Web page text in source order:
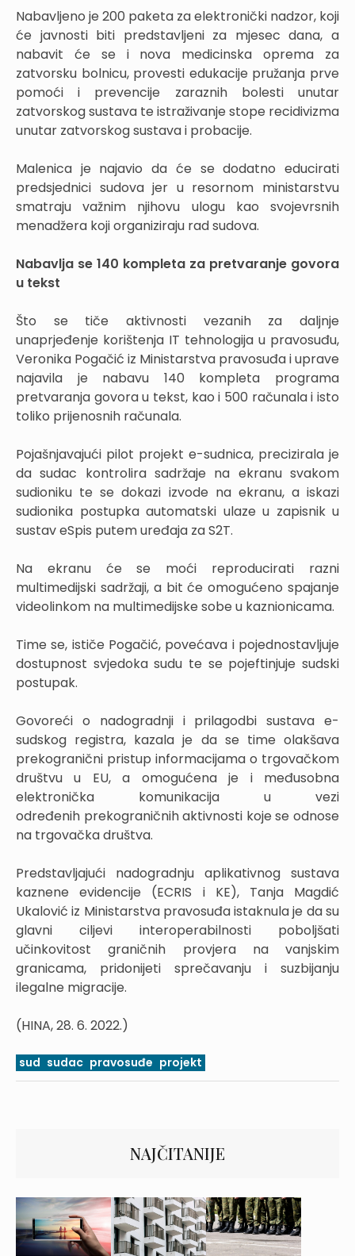
Nabavljeno je 200 paketa za elektronički nadzor, koji
će javnosti biti predstavljeni za mjesec dana, a
nabavit će se i nova medicinska oprema za
zatvorsku bolnicu, provesti edukacije pružanja prve
pomoći i prevencije zaraznih bolesti unutar
zatvorskog sustava te istraživanje stope recidivizma
unutar zatvorskog sustava i probacije.
Malenica je najavio da će se dodatno educirati
predsjednici sudova jer u resornom ministarstvu
smatraju važnim njihovu ulogu kao svojevrsnih
menadžera koji organiziraju rad sudova.
Nabavlja se 140 kompleta za pretvaranje govora
u tekst
Što se tiče aktivnosti vezanih za daljnje
unaprjeđenje korištenja IT tehnologija u pravosuđu,
Veronika Pogačić iz Ministarstva pravosuđa i uprave
najavila je nabavu 140 kompleta programa
pretvaranja govora u tekst, kao i 500 računala i isto
toliko prijenosnih računala.
Pojašnjavajući pilot projekt e-sudnica, precizirala je
da sudac kontrolira sadržaje na ekranu svakom
sudioniku te se dokazi izvode na ekranu, a iskazi
sudionika postupka automatski ulaze u zapisnik u
sustav eSpis putem uređaja za S2T.
Na ekranu će se moći reproducirati razni
multimedijski sadržaji, a bit će omogućeno spajanje
videolinkom na multimedijske sobe u kaznionicama.
Time se, ističe Pogačić, povećava i pojednostavljuje
dostupnost svjedoka sudu te se pojeftinjuje sudski
postupak.
Govoreći o nadogradnji i prilagodbi sustava e-
sudskog registra, kazala je da se time olakšava
prekogranični pristup informacijama o trgovačkom
društvu u EU, a omogućena je i međusobna
elektronička komunikacija u vezi
određenih prekograničnih aktivnosti koje se odnose
na trgovačka društva.
Predstavljajući nadogradnju aplikativnog sustava
kaznene evidencije (ECRIS i KE), Tanja Magdić
Ukalović iz Ministarstva pravosuđa istaknula je da su
glavni ciljevi interoperabilnosti poboljšati
učinkovitost graničnih provjera na vanjskim
granicama, pridonijeti sprečavanju i suzbijanju
ilegalne migracije.
(HINA, 28. 6. 2022.)
sud sudac pravosuđe projekt
NAJČITANIJE